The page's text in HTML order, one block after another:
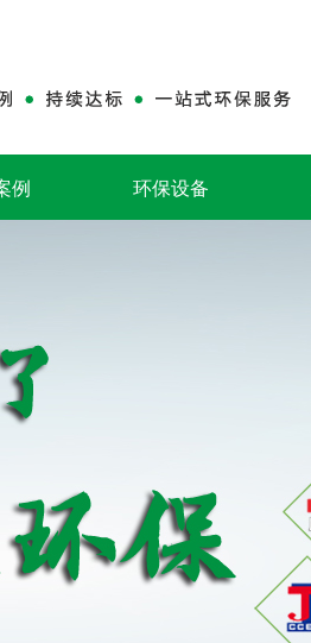
例 环保设备